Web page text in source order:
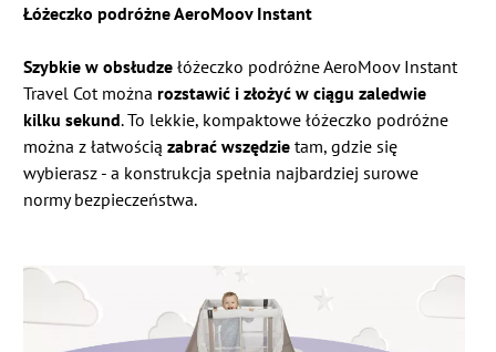
Łóżeczko podróżne AeroMoov Instant
Szybkie w obsłudze łóżeczko podróżne AeroMoov Instant
Travel Cot możnarozstawić i złożyć w ciągu zaledwie
kilku sekund. To lekkie, kompaktowe łóżeczko podróżne
można z łatwościązabrać wszędzie tam, gdzie się
wybierasz - a konstrukcja spełnia najbardziej surowe
normy bezpieczeństwa.